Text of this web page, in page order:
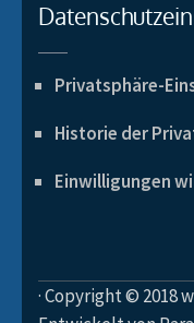
Privatsphäre-
Historie der
Einwilligungen
· Copyright © 2018